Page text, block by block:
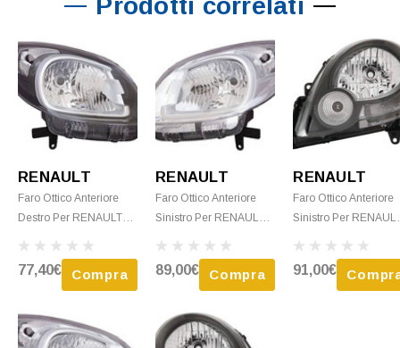
RENAULT
Faro Ottico Anteriore
Destro Per RENAULT
Corpo Nero Nuovo
77,40€ Compra
RENAULT
Faro Ottico Anteriore
Sinistro Per RENAULT
Corpo Cromato Nuovo
89,00€ Compra
RENAULT
Faro Ottico Anteriore
Sinistro Per
2012 H4 C/ Corpo
Nuovo
91,00€